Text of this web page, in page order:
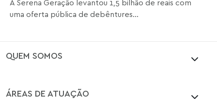
A Serena Geração levantou 1,5 bilhão de reais com
uma oferta pública de debêntures...
QUEM SOMOS
ÁREAS DE ATUAÇÃO